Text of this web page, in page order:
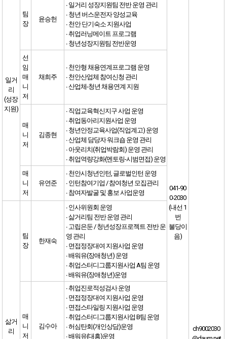
041-90
0-2030
(내선 1
번
불당이
음)
ch9002030
일거
리
(성장
지원)
팀
장
윤승헌
∙ 일거리 성장지원팀 전반 운영 관리
∙ 청년 버스운전자 양성교육
∙ 천안 단기숙소 지원사업
∙ 취업러닝메이트 프로그램
∙ 청년성장지원팀 전반운영
선
임
매
니
저
채희주
∙ 천안형 채용연계프로그램 운영
∙ 천안산업체 참여신청 관리
∙ 산업체-청년 채용연계 지원
매
니
저
김종현
∙ 직업교육혁신지구 사업 운영
∙ 취업동아리지원사업 운영
∙ 청년안정교육사업(직업계고) 운영
∙ 산업체 담당자 워크숍 운영 관리
∙ 아웃리치(취업박람회) 운영 관리
∙ 취업역량강화(멘토링-시범면접) 운영
매
니
저
유연준
∙ 천안시청년인턴, 글로벌인턴 운영
∙ 인턴참여기업 / 참여청년 모집관리
∙ 참여자발굴 및 홍보 사업운영
삶거
리
팀
장
한재숙
∙ 인사위원회 운영
∙ 삶거리팀 전반 운영 관리
∙ 고립은둔 / 청년성장프로젝트 전반 운
영 관리
∙ 면접정장대여 지원사업 운영
∙ 배워유(장애청년) 운영
∙ 취업스터디그룹지원사업 A팀 운영
∙ 배워유(장애청년)운영
매
니
저
김수아
∙ 취업진로적성검사 운영
∙ 면접정장대여 지원사업 운영
∙ 면접스타일링 지원사업 운영
∙ 취업스터디그룹지원사업 B팀 운영
∙ 허심탄회(개인상담)운영
∙ 배워유(대흥)운영